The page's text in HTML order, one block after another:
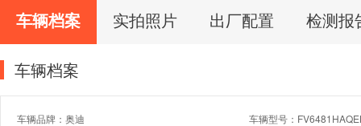
车辆档案 实拍照片 出厂配置 检测报
车辆档案
车辆品牌：奥迪 车辆型号：